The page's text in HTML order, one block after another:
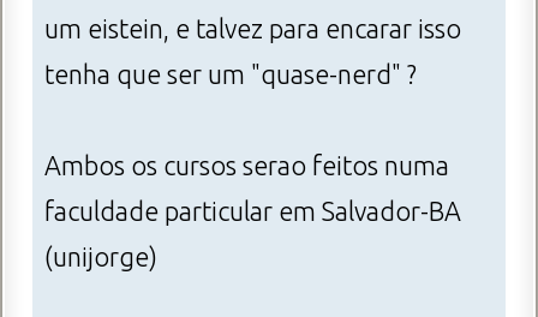
um eistein, e talvez para encarar isso
tenha que ser um "quase-nerd" ?
Ambos os cursos serao feitos numa
faculdade particular em Salvador-BA
(unijorge)